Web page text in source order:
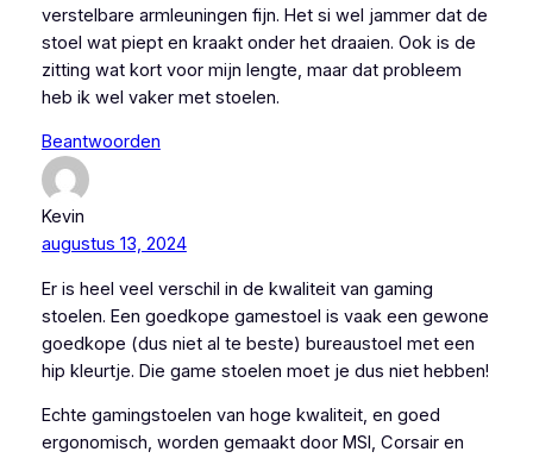
verstelbare armleuningen fijn. Het si wel jammer dat de
stoel wat piept en kraakt onder het draaien. Ook is de
zitting wat kort voor mijn lengte, maar dat probleem
heb ik wel vaker met stoelen.
Beantwoorden
Kevin
augustus 13, 2024
Er is heel veel verschil in de kwaliteit van gaming
stoelen. Een goedkope gamestoel is vaak een gewone
goedkope (dus niet al te beste) bureaustoel met een
hip kleurtje. Die game stoelen moet je dus niet hebben!
Echte gamingstoelen van hoge kwaliteit, en goed
ergonomisch, worden gemaakt door MSI, Corsair en